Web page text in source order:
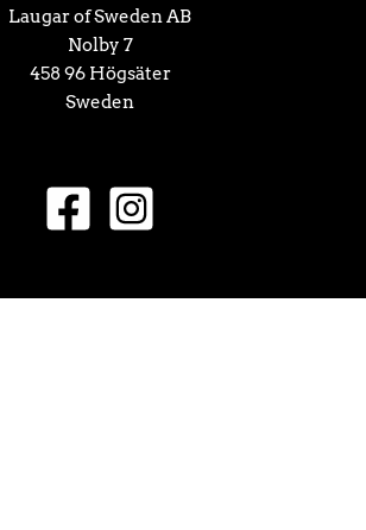
Laugar of Sweden AB
Nolby 7
458 96 Högsäter
Sweden